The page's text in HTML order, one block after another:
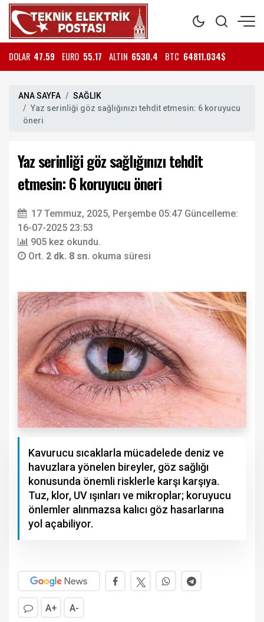
DOLAR 47.59 EURO 55.17 ALTIN 6530.4 BTC 64811.034$
ANA SAYFA
SAĞLIK
Yaz serinliği göz sağlığınızı tehdit etmesin: 6 koruyucu
öneri
Yaz serinliği göz sağlığınızı tehdit
etmesin: 6 koruyucu öneri
17 Temmuz, 2025, Perşembe 05:47 Güncelleme:
16-07-2025 23:53
905 kez okundu.
Ort. 2 dk. 8 sn. okuma süresi
Kavurucu sıcaklarla mücadelede deniz ve
havuzlara yönelen bireyler, göz sağlığı
konusunda önemli risklerle karşı karşıya.
Tuz, klor, UV ışınları ve mikroplar; koruyucu
önlemler alınmazsa kalıcı göz hasarlarına
yol açabiliyor.
A+ A-